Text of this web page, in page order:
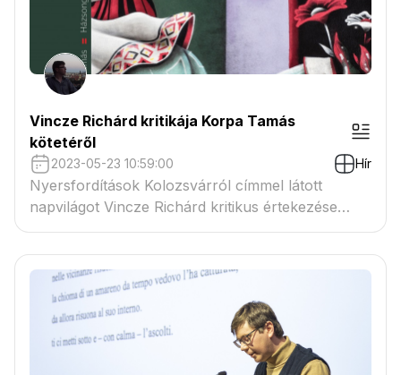
Vincze Richárd kritikája Korpa Tamás
kötetéről
2023-05-23 10:59:00 Hír
Nyersfordítások Kolozsvárról címmel látott
napvilágot Vincze Richárd kritikus értekezése
Korpa Tamás Házsongárd live című verskötetéről
a KULTer.hu-n.